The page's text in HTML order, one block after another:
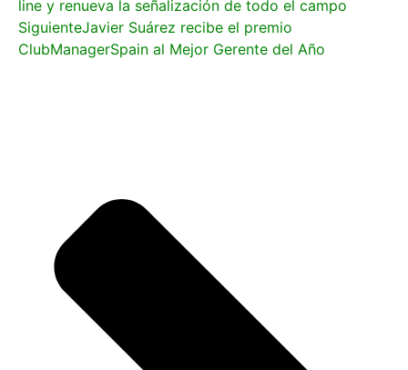
line y renueva la señalización de todo el campo
SiguienteJavier Suárez recibe el premio
ClubManagerSpain al Mejor Gerente del Año